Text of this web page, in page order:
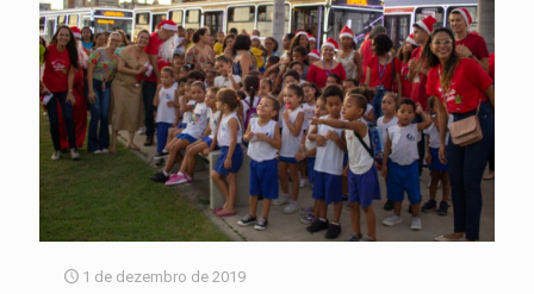
1 de dezembro de 2019